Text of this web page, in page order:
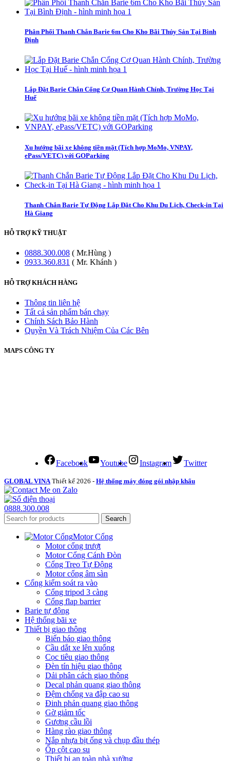
Phân Phối Thanh Chắn Barie 6m Cho Kho Bãi Thủy Sản Tại Bình
Định
Lắp Đặt Barie Chắn Cổng Cơ Quan Hành Chính, Trường Học Tại
Huế
Xu hướng bãi xe không tiền mặt (Tích hợp MoMo, VNPAY,
ePass/VETC) với GOParking
Thanh Chắn Barie Tự Động Lắp Đặt Cho Khu Du Lịch, Check-in Tại
Hà Giang
HỖ TRỢ KỸ THUẬT
0888.300.008 ( Mr.Hùng )
0933.360.831 ( Mr. Khánh )
HỖ TRỢ KHÁCH HÀNG
Thông tin liên hệ
Tất cả sản phẩm bán chạy
Chính Sách Bảo Hành
Quyền Và Trách Nhiệm Của Các Bên
MAPS CÔNG TY
Facebook Youtube Instagram Twitter
GLOBAL VINA Thiết kế 2026 - Hệ thống máy đóng gói nhập khẩu
0888.300.008
Search
Motor Cổng
Motor cổng trượt
Motor Cổng Cánh Đòn
Cổng Treo Tự Động
Motor cổng âm sàn
Cổng kiểm soát ra vào
Cổng tripod 3 càng
Cổng flap barrier
Barie tự động
Hệ thống bãi xe
Thiết bị giao thông
Biển báo giao thông
Cầu dắt xe lên xuống
Cọc tiêu giao thông
Đèn tín hiệu giao thông
Dải phân cách giao thông
Decal phản quang giao thông
Đệm chống va đập cao su
Đinh phản quang giao thông
Gờ giảm tốc
Gương cầu lồi
Hàng rào giao thông
Nắp nhựa bịt ống và chụp đầu thép
Ốp cột cao su
Thiết bị an toàn nhà xưởng